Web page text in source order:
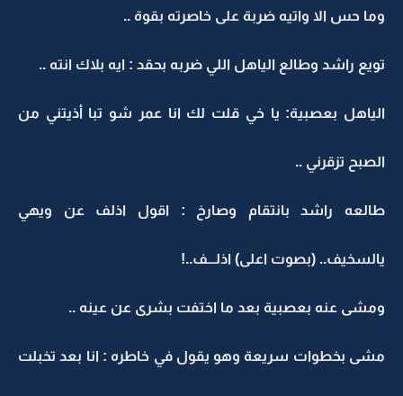
وما حس الا واتيه ضربة على خاصرته بقوة ..
تويع راشد وطالع الياهل اللي ضربه بحقد : ايه بلاك انته ..
الياهل بعصبية: يا خي قلت لك انا عمر شو تبا أذيتني من
الصبح تزقرني ..
طالعه راشد بانتقام وصارخ : اقول اذلف عن ويهي
يالسخيف.. (بصوت اعلى) اذلـــف..!
ومشى عنه بعصبية بعد ما اختفت بشرى عن عينه ..
مشى بخطوات سريعة وهو يقول في خاطره : انا بعد تخبلت